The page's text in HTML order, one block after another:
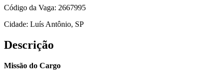
Código da Vaga: 2667995
Cidade: Luís Antônio, SP
Descrição
Missão do Cargo